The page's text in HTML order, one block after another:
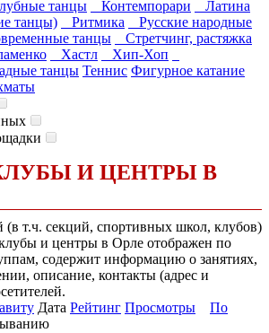
танцы Контемпорари
Латина
танцы)
Ритмика
Русские народные
танцы
Стретчинг, растяжка
Хастл
Хип-Хоп
танцы Теннис Фигурное катание
И ЦЕНТРЫ В
(в т.ч. секций, спортивных школ, клубов)
и центры в Орле отображен по
содержит информацию о занятиях,
описание, контакты (адрес и
Дата Рейтинг Просмотры
По